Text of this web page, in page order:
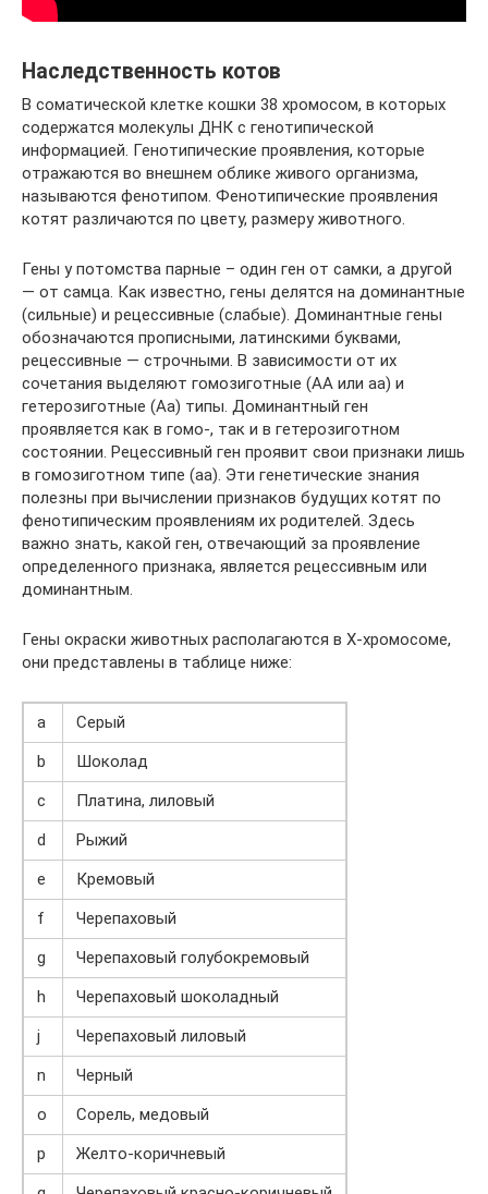
Наследственность котов
В соматической клетке кошки 38 хромосом, в которых
содержатся молекулы ДНК с генотипической
информацией. Генотипические проявления, которые
отражаются во внешнем облике живого организма,
называются фенотипом. Фенотипические проявления
котят различаются по цвету, размеру животного.
Гены у потомства парные – один ген от самки, а другой
— от самца. Как известно, гены делятся на доминантные
(сильные) и рецессивные (слабые). Доминантные гены
обозначаются прописными, латинскими буквами,
рецессивные — строчными. В зависимости от их
сочетания выделяют гомозиготные (АА или аа) и
гетерозиготные (Аа) типы. Доминантный ген
проявляется как в гомо-, так и в гетерозиготном
состоянии. Рецессивный ген проявит свои признаки лишь
в гомозиготном типе (аа). Эти генетические знания
полезны при вычислении признаков будущих котят по
фенотипическим проявлениям их родителей. Здесь
важно знать, какой ген, отвечающий за проявление
определенного признака, является рецессивным или
доминантным.
Гены окраски животных располагаются в Х-хромосоме,
они представлены в таблице ниже:
a
Серый
b
Шоколад
c
Платина, лиловый
d
Рыжий
e
Кремовый
f
Черепаховый
g
Черепаховый голубокремовый
h
Черепаховый шоколадный
j
Черепаховый лиловый
n
Черный
o
Сорель, медовый
p
Желто-коричневый